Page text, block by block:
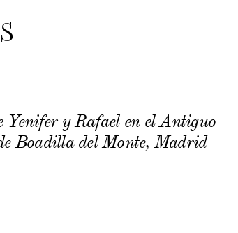
Yenifer y Rafael en el Antiguo
Boadilla del Monte, Madrid